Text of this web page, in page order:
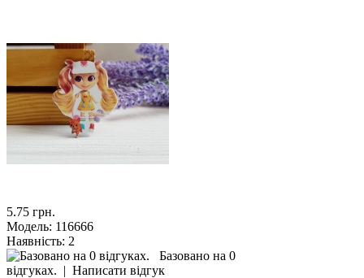
5.75 грн.
Модель: 116666
Наявність: 2
Базовано на 0
відгуках. | Написати відгук